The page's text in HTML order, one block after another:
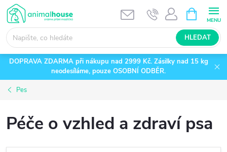
Přejít
na
obsah
HLEDAT
NÁKUPNÍ
KOŠÍK
DOPRAVA ZDARMA při nákupu nad 2999 Kč. Zásilky nad 15 kg
neodesíláme, pouze OSOBNÍ ODBĚR.
Pes
Péče o vzhled a zdraví psa